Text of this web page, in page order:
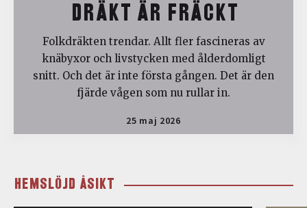
DRÄKT ÄR FRÄCKT
Folkdräkten trendar. Allt fler fascineras av
knäbyxor och livstycken med ålderdomligt
snitt. Och det är inte första gången. Det är den
fjärde vågen som nu rullar in.
25 maj 2026
HEMSLÖJD ÅSIKT